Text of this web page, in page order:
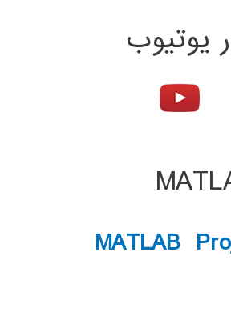
یوتیوب
MATLAB